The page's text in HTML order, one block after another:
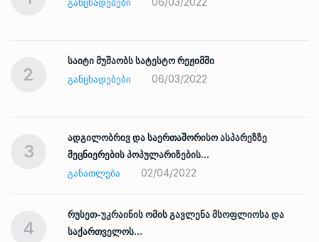
2
საიტი მუშაობს სატესტო რეჟიმში
ᲒᲐᲜᲪᲮᲐᲓᲔᲑᲔᲑᲘ
06/03/2022
3
ადგილობრივ და საერთაშორისო ასპარეზზე
მეცნიერების პოპულარიზების…
ᲒᲐᲜᲐᲗᲚᲔᲑᲐ
02/04/2022
4
რუსეთ-უკრაინის ომის გავლენა მსოფლიოსა და
საქართველოს…